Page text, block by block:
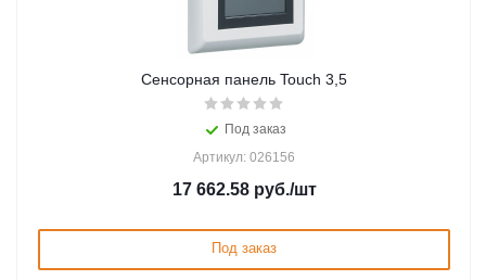
Сенсорная панель Touch 3,5
Под заказ
Артикул: 026156
17 662.58руб./шт
Под заказ